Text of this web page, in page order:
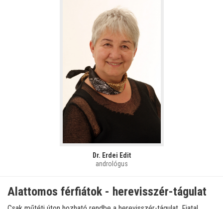
Dr. Erdei Edit
andrológus
Alattomos férfiátok - herevisszér-tágulat